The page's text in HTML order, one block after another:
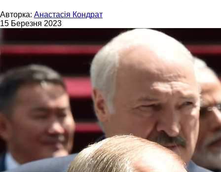
Авторка: Анастасія Кондрат
15 Березня 2023